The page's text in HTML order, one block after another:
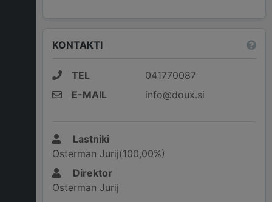
KONTAKTI
TEL
041770087
E-MAIL
info@doux.si
Lastniki
Osterman Jurij(100,00%)
Direktor
Osterman Jurij